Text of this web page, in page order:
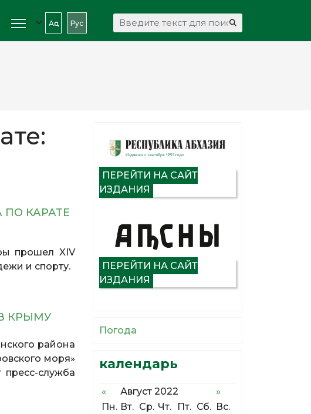
Аԥс Рус Искать...
КАРАТЕ
прошел XIV
и спорту.
КРЫМУ
района
моря»
служба
ПЕРЕЙТИ НА САЙТ
ИЗДАНИЯ
ПЕРЕЙТИ НА САЙТ
ИЗДАНИЯ
Погода
календарь
« Август 2022
»
Пн. Вт. Ср. Чт. Пт. Сб. Вс.